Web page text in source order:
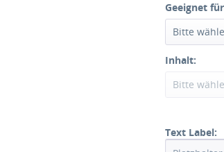
Geeignet
Bitte
Inhalt:
Bitte
Text Label: